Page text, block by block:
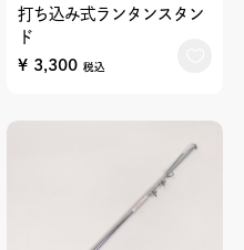
打ち込み式ランタンスタン
ド
¥ 3,300 税込